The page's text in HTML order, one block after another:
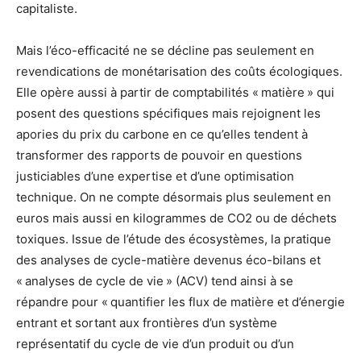
capitaliste.
Mais l’éco-efficacité ne se décline pas seulement en
revendications de monétarisation des coûts écologiques.
Elle opère aussi à partir de comptabilités « matière » qui
posent des questions spécifiques mais rejoignent les
apories du prix du carbone en ce qu’elles tendent à
transformer des rapports de pouvoir en questions
justiciables d’une expertise et d’une optimisation
technique. On ne compte désormais plus seulement en
euros mais aussi en kilogrammes de CO2 ou de déchets
toxiques. Issue de l’étude des écosystèmes, la pratique
des analyses de cycle-matière devenus éco-bilans et
« analyses de cycle de vie » (ACV) tend ainsi à se
répandre pour « quantifier les flux de matière et d’énergie
entrant et sortant aux frontières d’un système
représentatif du cycle de vie d’un produit ou d’un